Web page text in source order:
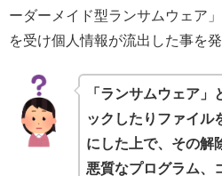
ーダーメイド型ランサムウェア
を受け個人情報が流出した事を
「ランサムウェア
ックしたりファイル
にした上で、その解
悪質なプログラム、